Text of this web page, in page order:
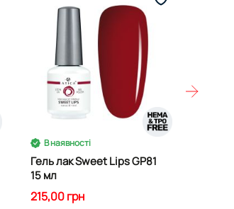
В наявності
Гель лак Sweet Lips GP81
15 мл
215,00 грн